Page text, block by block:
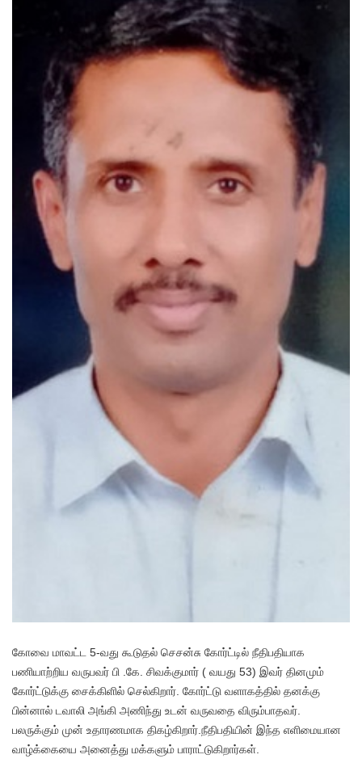
கோவை மாவட்ட 5-வது கூடுதல் செசன்சு கோர்ட்டில் நீதிபதியாக
பணியாற்றிய வருபவர் பி .கே. சிவக்குமார் ( வயது 53) இவர் தினமும்
கோர்ட்டுக்கு சைக்கிளில் செல்கிறார். கோர்ட்டு வளாகத்தில் தனக்கு
பின்னால் டவாலி அங்கி அணிந்து உடன் வருவதை விரும்பாதவர்.
பலருக்கும் முன் உதாரணமாக திகழ்கிறார்.நீதிபதியின் இந்த எளிமையான
வாழ்க்கையை அனைத்து மக்களும் பாராட்டுகிறார்கள்.